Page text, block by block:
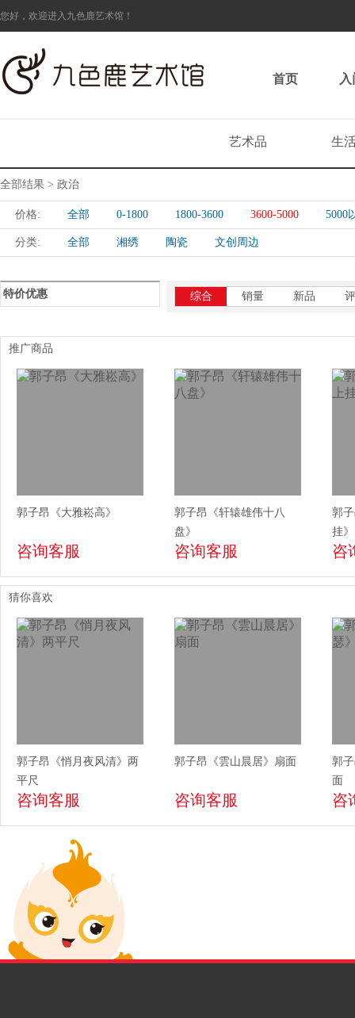
您好，欢迎进入九色鹿艺术馆！
首页
艺术品 生
全部结果 > 政治
价格: 全部 0-1800 1800-3600 3600-5000 5000
分类: 全部 湘绣 陶瓷 文创周边
特价优惠 综合 销量 新品
推广商品
郭子昂《大雅崧高》
咨询客服
郭子昂《轩辕雄伟十八
盘》
咨询客服
郭
挂》
咨
猜你喜欢
郭子昂《悄月夜风清》两
平尺
咨询客服
郭子昂《雲山晨居》扇面
咨询客服
郭
面
咨